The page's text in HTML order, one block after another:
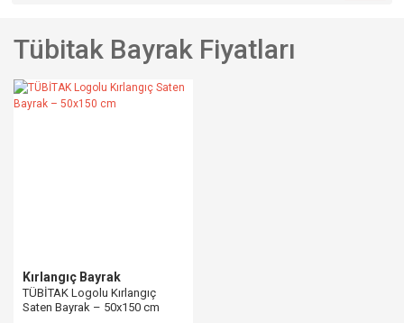
Tübitak Bayrak Fiyatları
Kırlangıç Bayrak
TÜBİTAK Logolu Kırlangıç
Saten Bayrak – 50x150 cm